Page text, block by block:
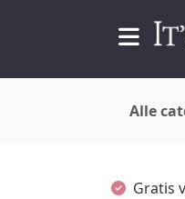
Alle
Gratis